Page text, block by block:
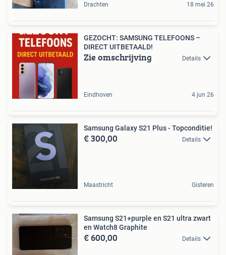
Drachten 18 mei 26
GEZOCHT: SAMSUNG TELEFOONS –
DIRECT UITBETAALD!
Zie omschrijving Details
Eindhoven 4 jun 26
Samsung Galaxy S21 Plus - Topconditie!
€ 300,00 Details
Maastricht Gisteren
Samsung S21+purple en S21 ultra zwart
en Watch8 Graphite
€ 600,00 Details